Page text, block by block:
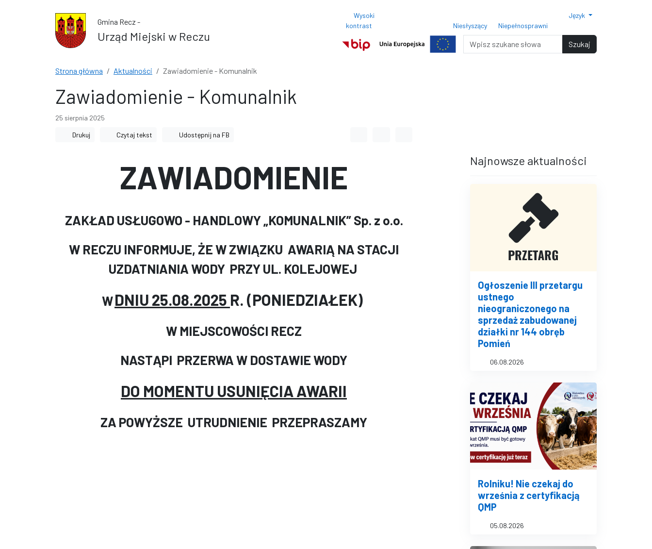
Przejdź do wyszukiwarki
Gmina Recz -
Urząd Miejski w Reczu
Wysoki
kontrast
Normalny rozmiar czcionki
Rozmiar czcionki 150%
Rozmiar czcionki 200%
Niesłyszący Niepełnosprawni
Język
Wyszukiwarka Szukaj
Strona główna Aktualności Zawiadomienie - Komunalnik
Zawiadomienie - Komunalnik
25 sierpnia 2025
Drukuj Czytaj tekst Udostępnij na FB
ZAWIADOMIENIE
ZAKŁAD USŁUGOWO - HANDLOWY „KOMUNALNIK” Sp. z o.o.
W RECZU INFORMUJE, ŻE W ZWIĄZKU AWARIĄ NA STACJI
UZDATNIANIA WODY PRZY UL. KOLEJOWEJ
WDNIU 25.08.2025 R. (PONIEDZIAŁEK)
W MIEJSCOWOŚCI RECZ
NASTĄPI PRZERWA W DOSTAWIE WODY
DO MOMENTU USUNIĘCIA AWARII
ZA POWYŻSZE UTRUDNIENIE PRZEPRASZAMY
Najnowsze aktualności
Ogłoszenie III przetargu
ustnego
nieograniczonego na
sprzedaż zabudowanej
działki nr 144 obręb
Pomień
06.08.2026
Rolniku! Nie czekaj do
września z certyfikacją
QMP
05.08.2026